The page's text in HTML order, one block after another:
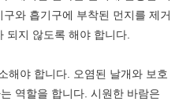
와 흡기구에 부착된 먼지를 제거
되지 않도록 해야 합니다.
해야 합니다. 오염된 날개와 보호
역할을 합니다. 시원한 바람은